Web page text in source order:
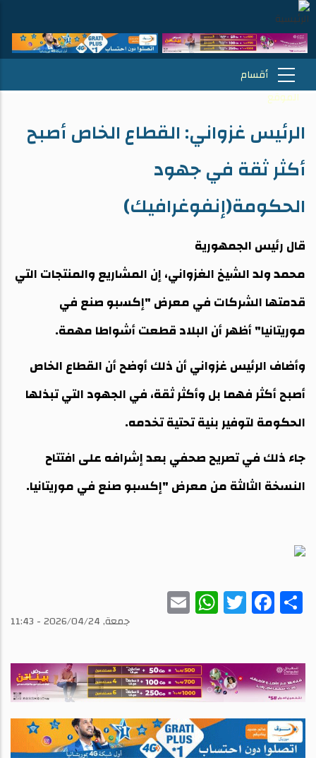
الرئيس غزواني: القطاع الخاص أصبح
أكثر ثقة في جهود
الحكومة(إنفوغرافيك)
قال رئيس الجمهورية
محمد ولد الشيخ الغزواني، إن المشاريع والمنتجات التي
قدمتها الشركات في معرض "إكسبو صنع في
موريتانيا" أظهر أن البلاد قطعت أشواطا مهمة.
وأضاف الرئيس غزواني أن ذلك أوضح أن القطاع الخاص
أصبح أكثر فهما بل وأكثر ثقة، في الجهود التي تبذلها
الحكومة لتوفير بنية تحتية تخدمه.
جاء ذلك في تصريح صحفي بعد إشرافه على افتتاح
النسخة الثالثة من معرض "إكسبو صنع في موريتانيا.
Share
Facebook
Twitter
WhatsAppجمعة, 2026/04/24 - 11:43